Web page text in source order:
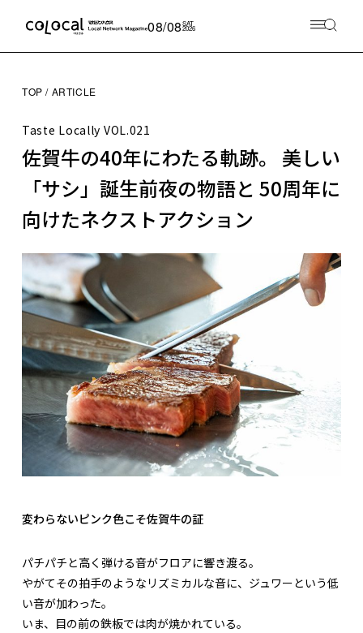
08/08SAT
2026
TOP ARTICLE
Taste Locally VOL.021
佐賀牛の40年にわたる軌跡。 美しい
「サシ」誕生前夜の物語と 50周年に
向けたネクストアクション
変わらないピンク色こそ佐賀牛の証
パチパチと高く弾ける音がフロアに響き渡る。
やがてその拍手のようなリズミカルな音に、ジュワーという低
い音が加わった。
いま、目の前の鉄板では肉が焼かれている。